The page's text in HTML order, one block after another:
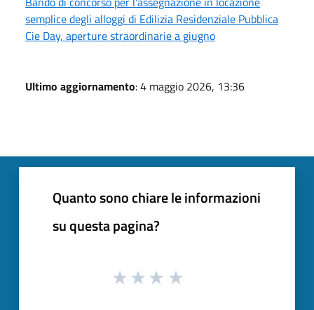
semplice degli alloggi di Edilizia Residenziale Pubblica
Cie Day, aperture straordinarie a giugno
Ultimo aggiornamento: 4 maggio 2026, 13:36
Quanto sono chiare le informazioni
su questa pagina?